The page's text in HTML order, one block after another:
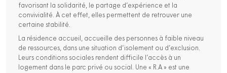
favorisant la solidarité, le partage d’expérience et la
convivialité. À cet effet, elles permettent de retrouver une
certaine stabilité.
La résidence accueil, accueille des personnes à faible niveau
de ressources, dans une situation d’isolement ou d’exclusion.
Leurs conditions sociales rendent difficile l’accès à un
logement dans le parc privé ou social. Une « R.A » est une